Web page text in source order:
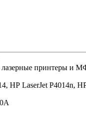
лазерные принтеры и
HP LaserJet P4014n,